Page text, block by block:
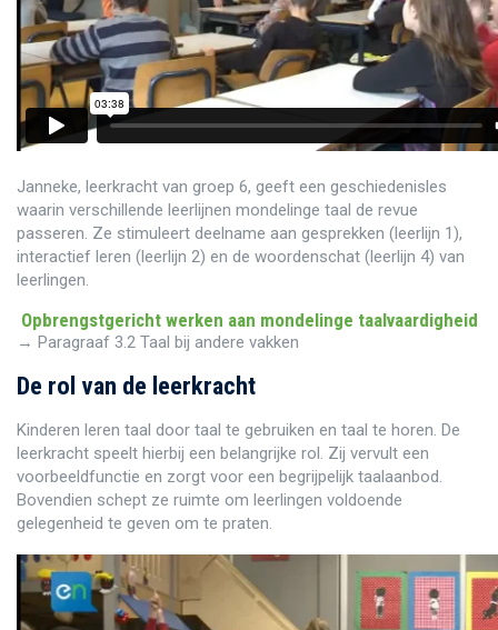
Janneke, leerkracht van groep 6, geeft een geschiedenisles
waarin verschillende leerlijnen mondelinge taal de revue
passeren. Ze stimuleert deelname aan gesprekken (leerlijn 1),
interactief leren (leerlijn 2) en de woordenschat (leerlijn 4) van
leerlingen.
Opbrengstgericht werken aan mondelinge taalvaardigheid
→ Paragraaf 3.2 Taal bij andere vakken
De rol van de leerkracht
Kinderen leren taal door taal te gebruiken en taal te horen. De
leerkracht speelt hierbij een belangrijke rol. Zij vervult een
voorbeeldfunctie en zorgt voor een begrijpelijk taalaanbod.
Bovendien schept ze ruimte om leerlingen voldoende
gelegenheid te geven om te praten.